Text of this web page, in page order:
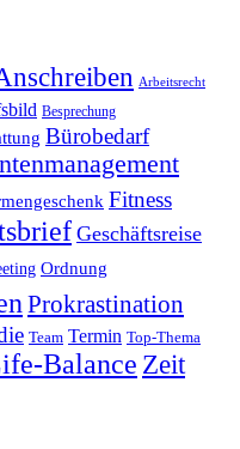
Arbeitsrecht
Besprechung
Bürobedarf
Fitness
Geschäftsreise
Ordnung
Prokrastination
Team Termin Top-Thema
Balance Zeit